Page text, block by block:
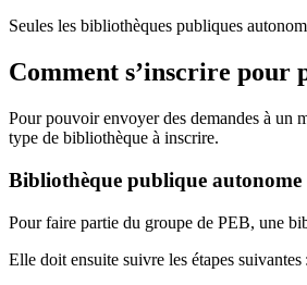
Seules les bibliothèques publiques
Comment s’inscrire pour
Pour pouvoir envoyer des demandes à un
type de bibliothèque à inscrire.
Bibliothèque publique autonome
Pour faire partie du groupe de PEB, une
Elle doit ensuite suivre les étapes suivantes :